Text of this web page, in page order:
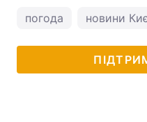
погода новини